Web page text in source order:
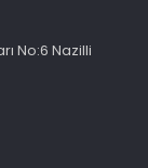
No:6 Nazilli